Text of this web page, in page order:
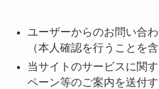
ユーザーからのお問い合
（本人確認を行うことを含
当サイトのサービスに関
ペーン等のご案内を送付